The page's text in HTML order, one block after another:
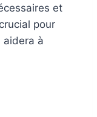
et
pour
aidera à